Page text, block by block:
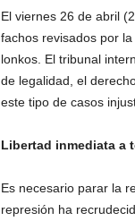
El viernes 26 de abril
fachos revisados por
lonkos. El tribunal
de legalidad, el
este tipo de casos
Libertad inmediata a
Es necesario parar la
represión ha